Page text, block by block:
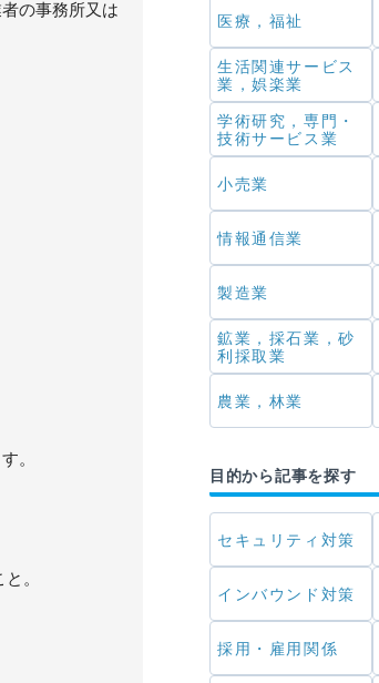
の事務所又は
。
。
医療，福祉
生活関連サービス
業，娯楽業
学術研究，専門・
技術サービス業
小売業
情報通信業
製造業
鉱業，採石業，砂
利採取業
農業，林業
目的から記事を探す
セキュリティ対策
インバウンド対策
採用・雇用関係